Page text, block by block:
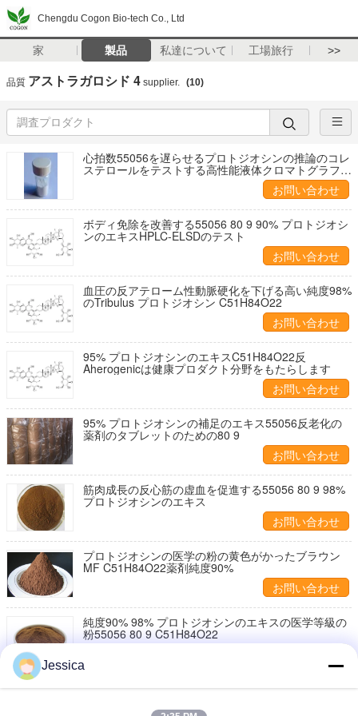
Chengdu Cogon Bio-tech Co., Ltd
家 製品 私達について 工場旅行 >>
品質 アストラガロシド 4 supplier. (10)
心拍数55056を遅らせるプロトジオシンの推論のコレ
ステロールをテストする高性能液体クロマトグラフィ
お問い合わせ
ボディ免除を改善する55056 80 9 90% プロトジオシ
ンのエキスHPLC-ELSDのテスト
お問い合わせ
血圧の反アテローム性動脈硬化を下げる高い純度98%
のTribulus プロトジオシン C51H84O22
お問い合わせ
95% プロトジオシンのエキスC51H84O22反
Aherogenicは健康プロダクト分野をもたらします
お問い合わせ
95% プロトジオシンの補足のエキス55056反老化の
薬剤のタブレットのための80 9
お問い合わせ
筋肉成長の反心筋の虚血を促進する55056 80 9 98%
プロトジオシンのエキス
お問い合わせ
プロトジオシンの医学の粉の黄色がかったブラウン
MF C51H84O22薬剤純度90%
お問い合わせ
純度90% 98% プロトジオシンのエキスの医学等級の
粉55056 80 9 C51H84O22
95% プロトジオシンの粉の薬剤の等級CAS 55056 80
Jessica